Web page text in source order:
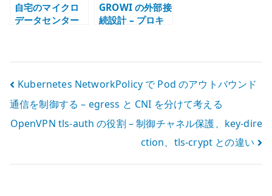
自宅のマイクロ
データセンター
GROWI の外部接
続設計 – プロキ
投
稿
ナ
ビ
Kubernetes NetworkPolicy で Pod のアウトバウンド
通信を制御する – egress と CNI を分けて考える
OpenVPN tls-auth の役割 – 制御チャネル保護、key-dire
ction、tls-crypt との違い